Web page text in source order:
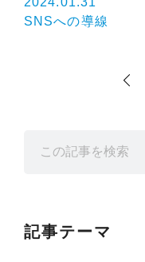
SNSへの導線
記事テーマ